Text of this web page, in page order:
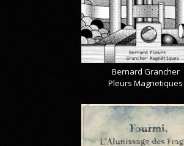
Bernard Grancher
Pleurs Magnetiques